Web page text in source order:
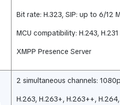
Bit rate: H.323, SIP: up to 6/12
MCU compatibility: H.243, H.231
XMPP Presence Server
2 simultaneous channels:
H.263, H.263+, H.263++,